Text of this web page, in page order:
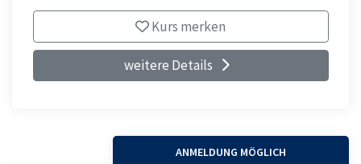
Kurs merken
weitere Details
ANMELDUNG MÖGLICH